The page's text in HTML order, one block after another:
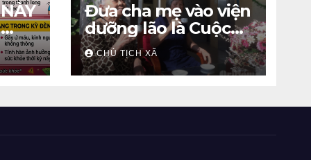
Đưa cha mẹ vào viện
dưỡng lão là Cuộc
chiến tâm lý
CHỦ TỊCH XÃ